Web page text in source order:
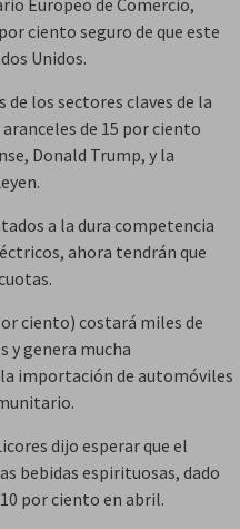
ciento seguro de que este
Unidos.
de los sectores claves de la
de 15 por ciento
Donald Trump, y la
a la dura competencia
ahora tendrán que
ciento) costará miles de
y genera mucha
la importación de automóviles
dijo esperar que el
bebidas espirituosas, dado
por ciento en abril.